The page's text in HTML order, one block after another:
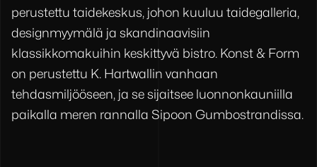
perustettu taidekeskus, johon kuuluu taidegalleria,
designmyymälä ja skandinaavisiin
klassikkomakuihin keskittyvä bistro. Konst & Form
on perustettu K. Hartwallin vanhaan
tehdasmiljööseen, ja se sijaitsee luonnonkauniilla
paikalla meren rannalla Sipoon Gumbostrandissa.